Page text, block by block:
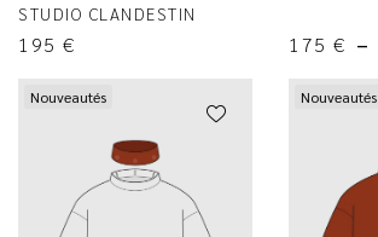
STUDIO CLANDESTIN
195 € 175 € –
Nouveautés Nouveautés